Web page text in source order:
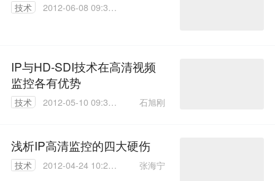
技术
2012-06-08 09:35:
IP与HD-SDI技术在高清视频
监控各有优势
技术
2012-05-10 09:37:
石旭刚
浅析IP高清监控的四大硬伤
技术
2012-04-24 10:27:
张海宁